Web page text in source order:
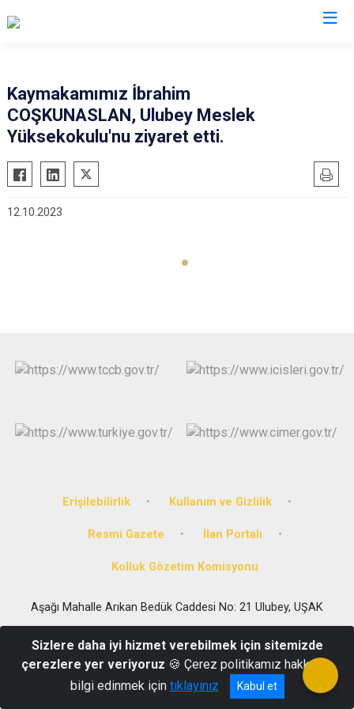
Banaz
Karahallı
Kaymakamımız İbrahim
COŞKUNASLAN, Ulubey Meslek
Yüksekokulu'nu ziyaret etti.
12.10.2023
Erişilebilirlik Kullanım ve Gizlilik
Resmi Gazete İlan Portalı
Kolluk Gözetim Komisyonu
Aşağı Mahalle Arıkan Bedük Caddesi No: 21 Ulubey, UŞAK
Sizlere daha iyi hizmet verebilmek için sitemizde
çerezlere yer veriyoruz 🍪 Çerez politikamız hakkında
bilgi edinmek için tıklayınız Kabul et